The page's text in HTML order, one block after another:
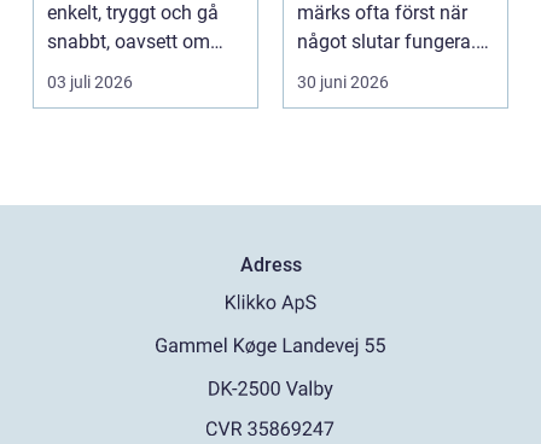
enkelt, tryggt och gå
snabbt, oavsett om
resan gäller jobbet,
03 juli 2026
märks ofta först när
något slutar fungera.
Maskiner stanna...
30 juni 2026
Adress